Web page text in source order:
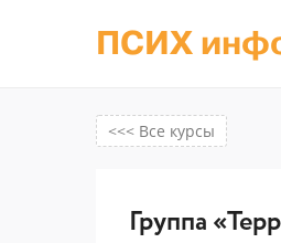
ПСИХ
<<< Все курсы
Группа